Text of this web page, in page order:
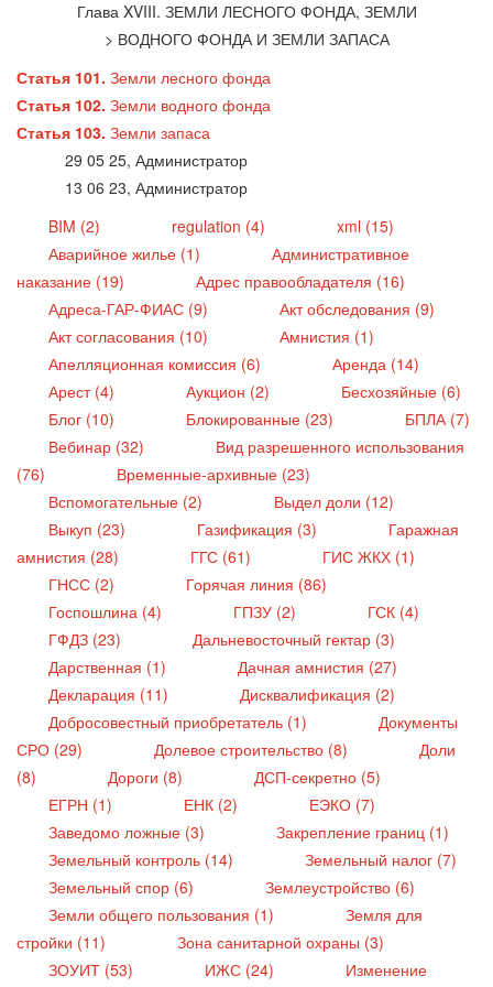
Глава XVIII. ЗЕМЛИ ЛЕСНОГО ФОНДА, ЗЕМЛИ
> ВОДНОГО ФОНДА И ЗЕМЛИ ЗАПАСА
Статья 101. Земли лесного фонда
Статья 102. Земли водного фонда
Статья 103. Земли запаса
29 05 25, Администратор
13 06 23, Администратор
BIM (2)
regulation (4)
xml (15)
Аварийное жилье (1)
Административное
наказание (19)
Адрес правообладателя (16)
Адреса-ГАР-ФИАС (9)
Акт обследования (9)
Акт согласования (10)
Амнистия (1)
Апелляционная комиссия (6)
Аренда (14)
Арест (4)
Аукцион (2)
Бесхозяйные (6)
Блог (10)
Блокированные (23)
БПЛА (7)
Вебинар (32)
Вид разрешенного использования
(76)
Временные-архивные (23)
Вспомогательные (2)
Выдел доли (12)
Выкуп (23)
Газификация (3)
Гаражная
амнистия (28)
ГГС (61)
ГИС ЖКХ (1)
ГНСС (2)
Горячая линия (86)
Госпошлина (4)
ГПЗУ (2)
ГСК (4)
ГФДЗ (23)
Дальневосточный гектар (3)
Дарственная (1)
Дачная амнистия (27)
Декларация (11)
Дисквалификация (2)
Добросовестный приобретатель (1)
Документы
СРО (29)
Долевое строительство (8)
Доли
(8)
Дороги (8)
ДСП-секретно (5)
ЕГРН (1)
ЕНК (2)
ЕЭКО (7)
Заведомо ложные (3)
Закрепление границ (1)
Земельный контроль (14)
Земельный налог (7)
Земельный спор (6)
Землеустройство (6)
Земли общего пользования (1)
Земля для
стройки (11)
Зона санитарной охраны (3)
ЗОУИТ (53)
ИЖС (24)
Изменение